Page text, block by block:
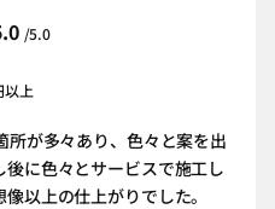
/5.0
以上
が多々あり、色々と案を出
に色々とサービスで施工し
以上の仕上がりでした。